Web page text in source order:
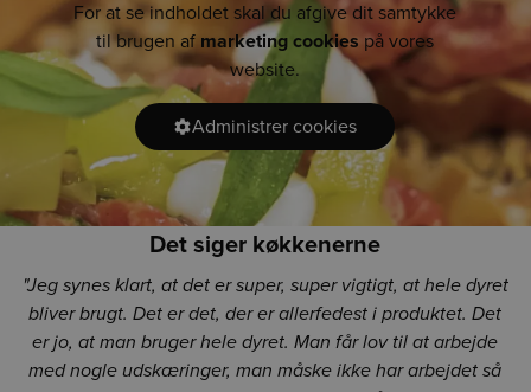
For at se indholdet skal du afgive dit samtykke
til brugen af marketing cookies på vores
website.
Administrer cookies
Det siger køkkenerne
"Jeg synes klart, at det er super, super vigtigt, at hele dyret
bliver brugt. Det er det, der er allerfedest i produktet. Det
er jo, at man bruger hele dyret. Man får lov til at arbejde
med nogle udskæringer, man måske ikke har arbejdet så